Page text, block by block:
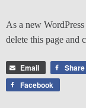
As a new
delete this page and
Email Share
Facebook